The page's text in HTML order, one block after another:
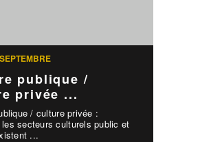
publique /
privée ...
/ culture privée :
secteurs culturels public et
...